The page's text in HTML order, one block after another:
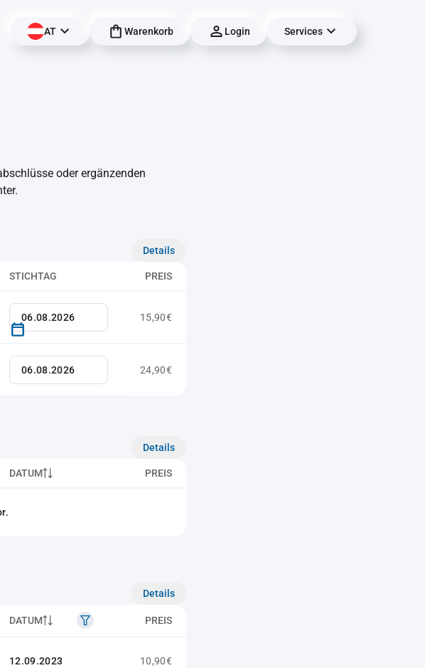
AT Warenkorb Login Services
oder ergänzenden
Details
STICHTAG PREIS
15,90€
24,90€
Details
DATUM PREIS
Details
DATUM PREIS
12.09.2023 10,90€